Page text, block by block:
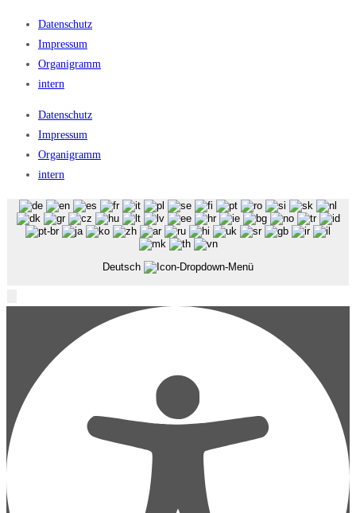
Datenschutz
Impressum
Organigramm
intern
Datenschutz
Impressum
Organigramm
intern
Deutsch